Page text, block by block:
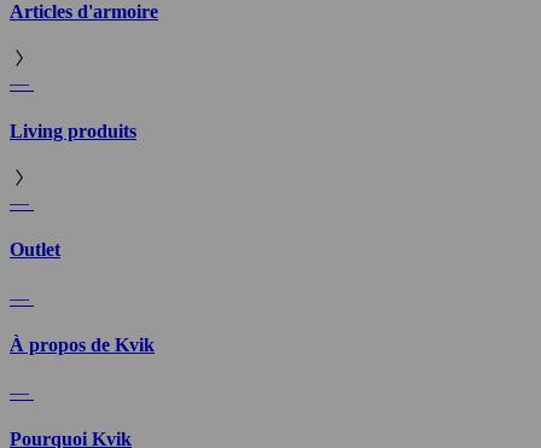
Articles d'armoire
—
Living produits
—
Outlet
—
À propos de Kvik
—
Pourquoi Kvik